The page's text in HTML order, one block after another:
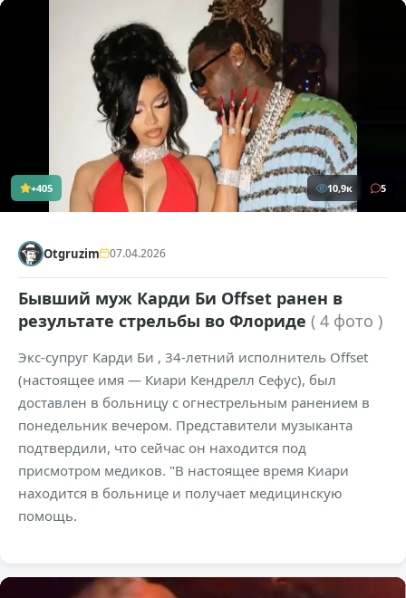
+405 10,9к 5
Otgruzim 07.04.2026
Бывший муж Карди Би Offset ранен в
результате стрельбы во Флориде ( 4 фото )
Экс-супруг Карди Би , 34-летний исполнитель Offset
(настоящее имя — Киари Кендрелл Сефус), был
доставлен в больницу с огнестрельным ранением в
понедельник вечером. Представители музыканта
подтвердили, что сейчас он находится под
присмотром медиков. "В настоящее время Киари
находится в больнице и получает медицинскую
помощь.